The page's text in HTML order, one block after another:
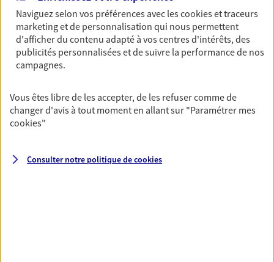
5 Route Des Laris, 78930 Goussonville
Agence accessible
Horaires : Fermé
Ouvre à 09:00
NOUS CONTACTER
Naviguez selon vos préférences avec lescookies et traceurs
marketing et de personnalisation qui nous permettent
d'afficher du contenu adapté à vos centres d'intérêts, des
publicités personnalisées et de suivre la performance de nos
campagnes.
Vous êtes libre de les accepter, de les refuser comme de
changer d'avis à tout moment en allant sur "Paramétrer mes
cookies"
Consulter notre politique decookies